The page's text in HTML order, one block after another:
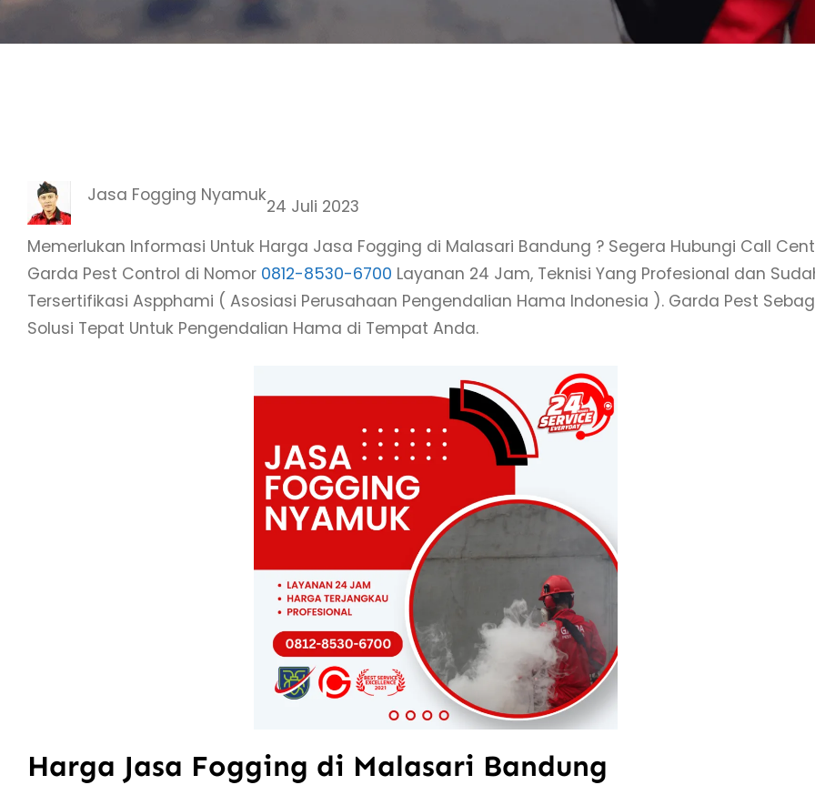
Jasa Fogging Nyamuk
24 Juli 2023
Memerlukan Informasi Untuk Harga Jasa Fogging di Malasari Bandung ? Segera Hubungi Call
Garda Pest Control di Nomor 0812-8530-6700 Layanan 24 Jam, Teknisi Yang Profesional dan
Tersertifikasi Aspphami ( Asosiasi Perusahaan Pengendalian Hama Indonesia ). Garda Pest
Solusi Tepat Untuk Pengendalian Hama di Tempat Anda.
Harga Jasa Fogging di Malasari Bandung